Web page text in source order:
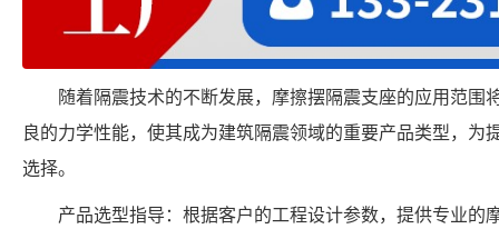
随着隔震技术的不断发展，摩擦摆隔震支座的应用范围
良的力学性能，使其成为建筑隔震领域的重要产品类型，为
选择。
产品选型指导：根据客户的工程设计参数，提供专业的